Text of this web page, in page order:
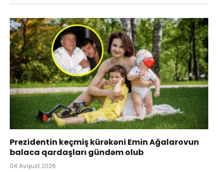
Prezidentin keçmiş kürəkəni Emin Ağalarovun
balaca qardaşları gündəm olub
04 Avqust 2026